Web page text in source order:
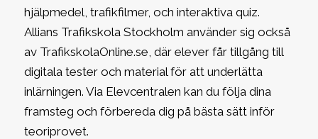
hjälpmedel, trafikfilmer, och interaktiva quiz.
Allians Trafikskola Stockholm använder sig också
av TrafikskolaOnline.se, där elever får tillgång till
digitala tester och material för att underlätta
inlärningen. Via Elevcentralen kan du följa dina
framsteg och förbereda dig på bästa sätt inför
teoriprovet.